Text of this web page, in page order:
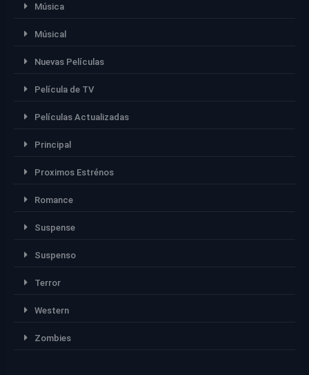
Música
Músical
Nuevas Películas
Película de TV
Películas Actualizadas
Principal
Proximos Estrénos
Romance
Suspense
Suspenso
Terror
Western
Zombies